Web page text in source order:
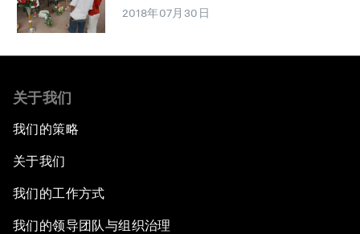
2018年07月30日
关于我们
我们的策略
关于我们
我们的工作方式
我们的领导团队与组织治理